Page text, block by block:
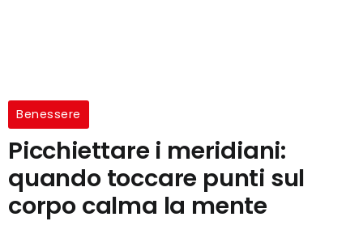
Benessere
Picchiettare i meridiani:
quando toccare punti sul
corpo calma la mente